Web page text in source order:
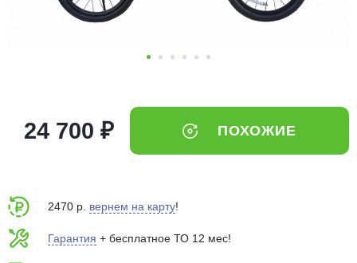
24 700 ₽ ПОХОЖИЕ
2470 р. вернем на карту!
Гарантия + бесплатное ТО 12 мес!
Оплачивайте сегодня только
выбранный способом
75% будут